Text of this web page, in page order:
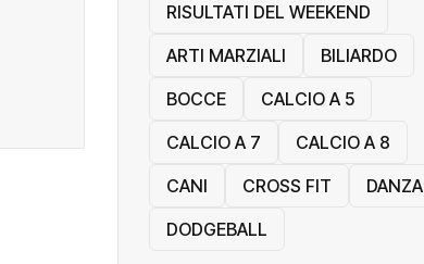
RISULTATI DEL WEEKEND
ARTI MARZIALI
BILIARDO
BOCCE
CALCIO A 5
CALCIO A 7
CALCIO A 8
CANI
CROSS FIT
DANZA
DODGEBALL